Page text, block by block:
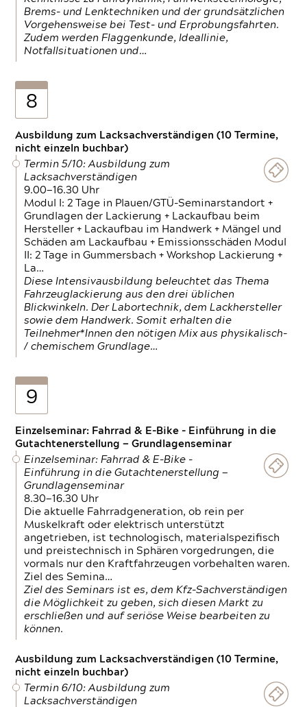
Brems- und Lenktechniken und der grundsätzlichen
Vorgehensweise bei Test- und Erprobungsfahrten.
Zudem werden Flaggenkunde, Ideallinie,
Notfallsituationen und…
8
Ausbildung zum Lacksachverständigen (10 Termine,
nicht einzeln buchbar)
Termin 5/10: Ausbildung zum
Lacksachverständigen
9.00—16.30 Uhr
Modul I: 2 Tage in Plauen/GTÜ-Seminarstandort +
Grundlagen der Lackierung + Lackaufbau beim
Hersteller + Lackaufbau im Handwerk + Mängel und
Schäden am Lackaufbau + Emissionsschäden Modul
II: 2 Tage in Gummersbach + Workshop Lackierung +
La…
Diese Intensivausbildung beleuchtet das Thema
Fahrzeuglackierung aus den drei üblichen
Blickwinkeln. Der Labortechnik, dem Lackhersteller
sowie dem Handwerk. Somit erhalten die
Teilnehmer*Innen den nötigen Mix aus physikalisch-
/ chemischem Grundlage…
9
Einzelseminar: Fahrrad & E-Bike - Einführung in die
Gutachtenerstellung — Grundlagenseminar
Einzelseminar: Fahrrad & E-Bike -
Einführung in die Gutachtenerstellung —
Grundlagenseminar
8.30—16.30 Uhr
Die aktuelle Fahrradgeneration, ob rein per
Muskelkraft oder elektrisch unterstützt
angetrieben, ist technologisch, materialspezifisch
und preistechnisch in Sphären vorgedrungen, die
vormals nur den Kraftfahrzeugen vorbehalten waren.
Ziel des Semina…
Ziel des Seminars ist es, dem Kfz-Sachverständigen
die Möglichkeit zu geben, sich diesen Markt zu
erschließen und auf seriöse Weise bearbeiten zu
können.
Ausbildung zum Lacksachverständigen (10 Termine,
nicht einzeln buchbar)
Termin 6/10: Ausbildung zum
Lacksachverständigen